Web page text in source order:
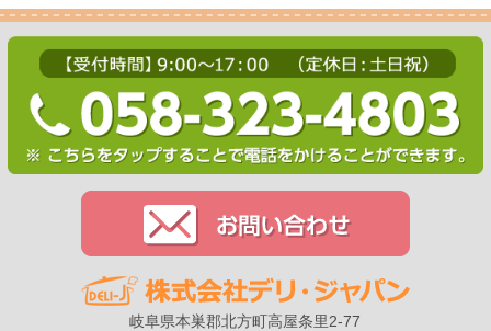
岐阜県本巣郡北方町高屋条里2-77